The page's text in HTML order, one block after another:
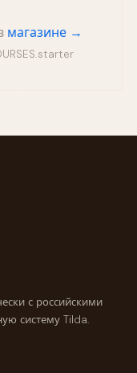
магазине →
с российскими
систему Tilda.